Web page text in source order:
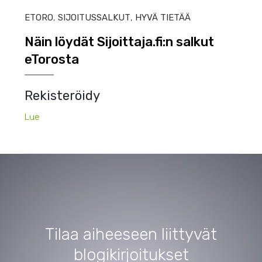
ETORO,SIJOITUSSALKUT, HYVÄ TIETÄÄ
Näin löydät Sijoittaja.fi:n salkut
eTorosta
Rekisteröidy
Lue
Tilaa aiheeseen liittyvät
blogikirjoitukset